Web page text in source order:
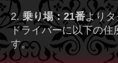
2. 乗り場：21番よりタ
ドライバーに以下の住
す。